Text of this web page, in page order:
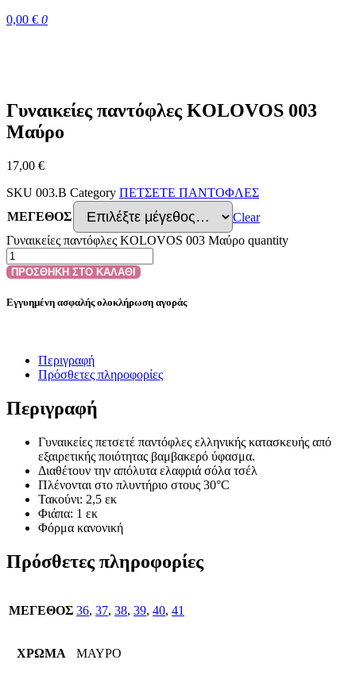
0,00 € 0
Γυναικείες παντόφλες KOLOVOS 003
Μαύρο
17,00 €
SKU 003.B Category ΠΕΤΣΕΤΕ ΠΑΝΤΟΦΛΕΣ
ΜΕΓΕΘΟΣ
Clear
Γυναικείες παντόφλες KOLOVOS 003 Μαύρο quantity
ΠΡΟΣΘΗΚΗ ΣΤΟ ΚΑΛΑΘΙ
Εγγυημένη ασφαλής ολοκλήρωση αγοράς
Περιγραφή
Πρόσθετες πληροφορίες
Περιγραφή
Γυναικείες πετσετέ παντόφλες ελληνικής κατασκευής από
εξαιρετικής ποιότητας βαμβακερό ύφασμα.
Διαθέτουν την απόλυτα ελαφριά σόλα τσέλ
Πλένονται στο πλυντήριο στους 30°C
Τακούνι: 2,5 εκ
Φιάπα: 1 εκ
Φόρμα κανονική
Πρόσθετες πληροφορίες
ΜΕΓΕΘΟΣ 36, 37, 38, 39, 40, 41
ΧΡΩΜΑ ΜΑΥΡΟ